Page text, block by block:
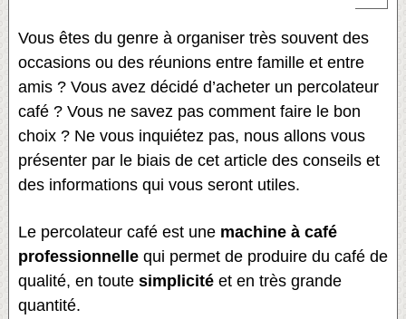
Vous êtes du genre à organiser très souvent des
occasions ou des réunions entre famille et entre
amis ? Vous avez décidé d’acheter un percolateur
café ? Vous ne savez pas comment faire le bon
choix ? Ne vous inquiétez pas, nous allons vous
présenter par le biais de cet article des conseils et
des informations qui vous seront utiles.
Le percolateur café est une machine à café
professionnellequi permet de produire du café de
qualité, en toute simplicitéet en très grande
quantité.